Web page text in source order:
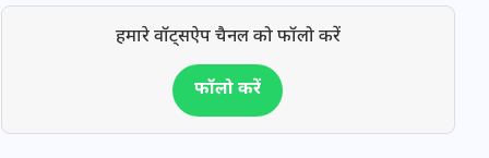
हमारे वॉट्सऐप चैनल को फॉलो करें
फॉलो करें